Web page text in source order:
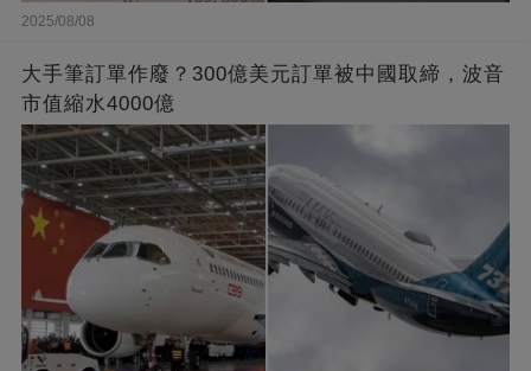
2025/08/08
大手筆訂單作廢？300億美元訂單被中國取締，波音
市值縮水4000億